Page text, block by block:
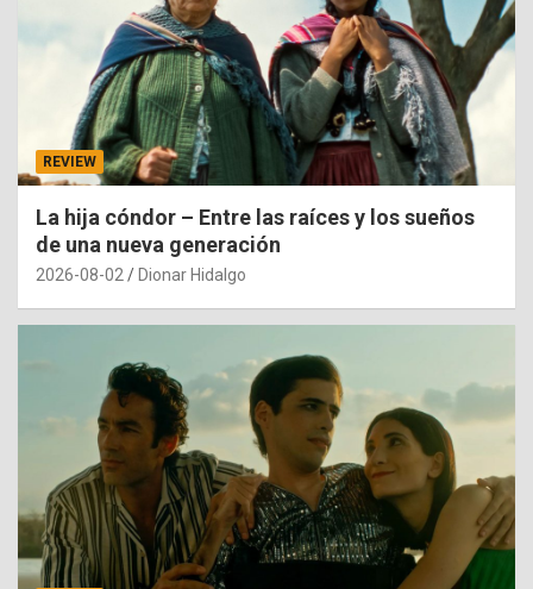
REVIEW
La hija cóndor – Entre las raíces y los sueños
de una nueva generación
2026-08-02 Dionar Hidalgo